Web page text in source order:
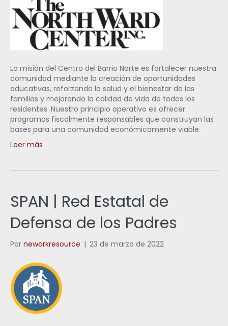
La misión del Centro del Barrio Norte es fortalecer nuestra
comunidad mediante la creación de oportunidades
educativas, reforzando la salud y el bienestar de las
familias y mejorando la calidad de vida de todos los
residentes. Nuestro principio operativo es ofrecer
programas fiscalmente responsables que construyan las
bases para una comunidad económicamente viable.
Leer más
SPAN | Red Estatal de
Defensa de los Padres
Por newarkresource | 23 de marzo de 2022